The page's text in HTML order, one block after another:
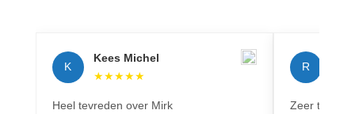
K
Kees Michel
★★★★★
Heel tevreden over Mirk
R
Zeer